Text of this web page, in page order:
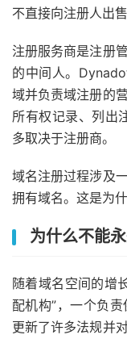
不直接向注册人出
注册服务商是注册
的中间人。
域并负责域注册的
所有权记录、列出
多取决于注册商。
域名注册过程涉及
拥有域名。这是为
为什么不能
随着域名空间的增
配机构”，一个负
更新了许多法规并